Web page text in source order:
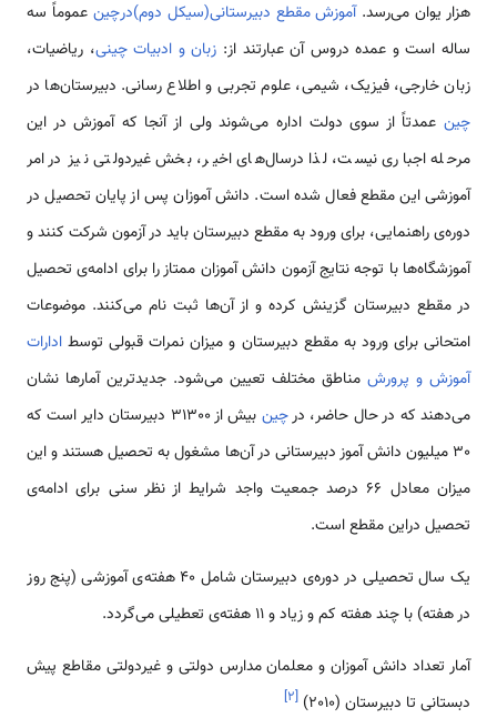
هزار یوان می‌رسد.آموزش مقطع دبیرستانی(سیکل دوم)درچین عموماً سه
ساله است و عمده دروس آن عبارتند از: زبان و ادبیات چینی، ریاضیات،
زبان خارجی، فیزیک، شیمی، علوم تجربی و اطلاع رسانی. دبیرستان‌ها در
چین عمدتاً از سوی دولت اداره می‌شوند ولی از آن­جا که آموزش در این
مرحله اجباری نیست، لذا درسال‌های اخیر، بخش غیردولتی نیز در امر
آموزشی این مقطع فعال شده است. دانش آموزان پس از پایان تحصیل در
دوره‌ی راهنمایی، برای ورود به مقطع دبیرستان باید در آزمون شرکت کنند و
آموزشگاه‌ها با توجه نتایج آزمون دانش آموزان ممتاز را برای ادامه‌ی تحصیل
در مقطع دبیرستان گزینش کرده و از آن‌ها ثبت نام می‌کنند. موضوعات
امتحانی برای ورود به مقطع دبیرستان و میزان نمرات قبولی توسط ادارات
آموزش و پرورش مناطق مختلف تعیین می‌شود. جدید­ترین آمارها نشان
می‌دهند که در حال حاضر، درچین
بیش از 31300 دبیرستان دایر است که
30 میلیون دانش آموز دبیرستانی در آن‌ها مشغول به تحصیل هستند و این
میزان معادل 66 درصد جمعیت واجد شرایط از نظر سنی برای ادامه‌ی
تحصیل دراین مقطع است.
یک سال تحصیلی در دوره‌ی دبیرستان شامل 40 هفته‌ی آموزشی (پنج روز
در هفته) با چند هفته کم و زیاد و 11 هفته‌ی تعطیلی می‌گردد.
آمار تعداد دانش آموزان و معلمان مدارس دولتی و غیردولتی مقاطع پیش
دبستانی تا دبیرستان (2010)
[۲]